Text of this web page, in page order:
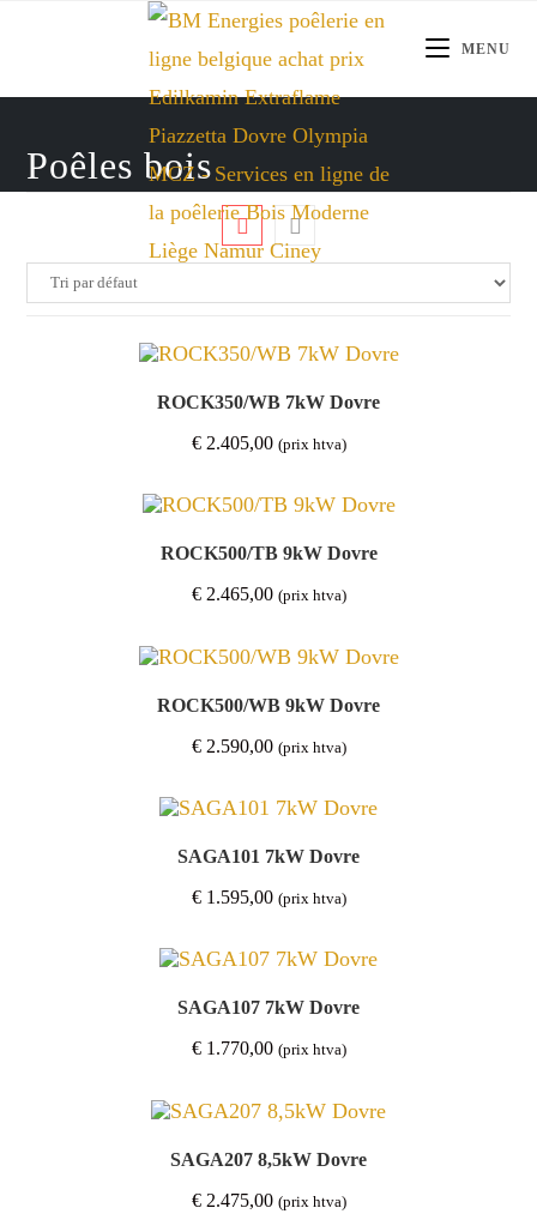
MENU
Poêles bois
ROCK350/WB 7kW Dovre
€2.405,00 (prix htva)
ROCK500/TB 9kW Dovre
€2.465,00 (prix htva)
ROCK500/WB 9kW Dovre
€2.590,00 (prix htva)
SAGA101 7kW Dovre
€1.595,00 (prix htva)
SAGA107 7kW Dovre
€1.770,00 (prix htva)
SAGA207 8,5kW Dovre
€2.475,00 (prix htva)